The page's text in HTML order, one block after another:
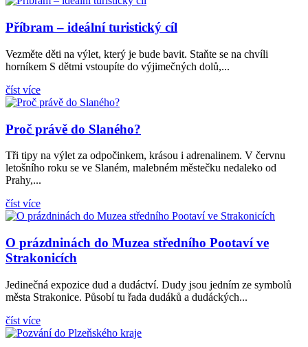
Příbram – ideální turistický cíl
Vezměte děti na výlet, který je bude bavit. Staňte se na chvíli
horníkem S dětmi vstoupíte do výjimečných dolů,...
číst více
Proč právě do Slaného?
Tři tipy na výlet za odpočinkem, krásou i adrenalinem. V červnu
letošního roku se ve Slaném, malebném městečku nedaleko od
Prahy,...
číst více
O prázdninách do Muzea středního Pootaví ve
Strakonicích
Jedinečná expozice dud a dudáctví. Dudy jsou jedním ze symbolů
města Strakonice. Působí tu řada dudáků a dudáckých...
číst více